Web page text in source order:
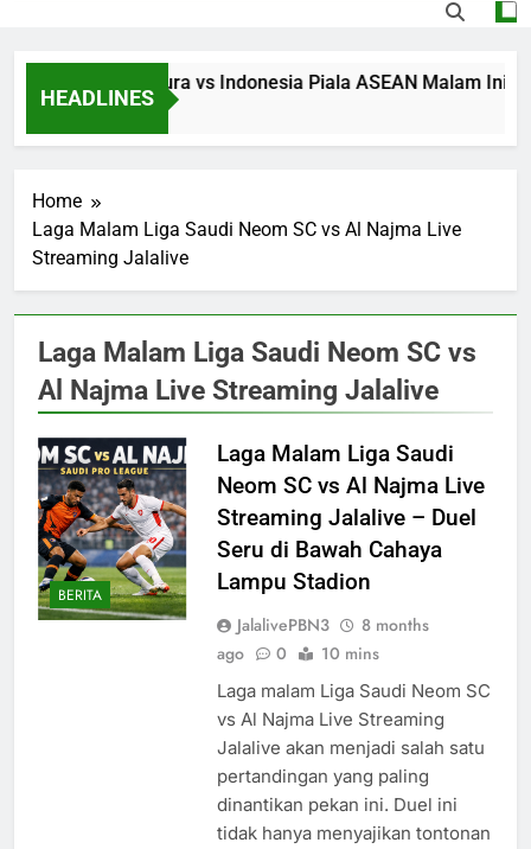
HEADLINES
Streaming Singapura vs Indonesia Piala ASEAN Malam Ini
20 Hours Ago
Home
Laga Malam Liga Saudi Neom SC vs Al Najma Live
Streaming Jalalive
Laga Malam Liga Saudi Neom SC vs
Al Najma Live Streaming Jalalive
BERITA
Laga Malam Liga Saudi
Neom SC vs Al Najma Live
Streaming Jalalive – Duel
Seru di Bawah Cahaya
Lampu Stadion
JalalivePBN3
8 months
ago
0 10 mins
Laga malam Liga Saudi Neom SC
vs Al Najma Live Streaming
Jalalive akan menjadi salah satu
pertandingan yang paling
dinantikan pekan ini. Duel ini
tidak hanya menyajikan tontonan